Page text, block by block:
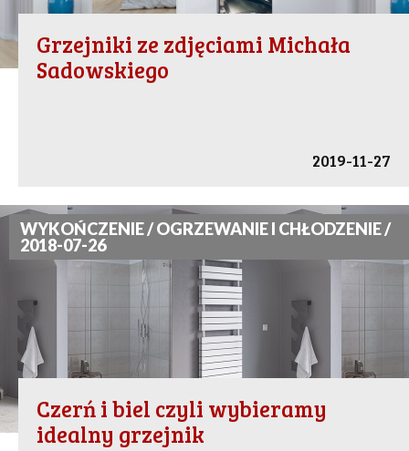
Grzejniki ze zdjęciami Michała
Sadowskiego
2019-11-27
WYKOŃCZENIE / OGRZEWANIE I CHŁODZENIE /
2018-07-26
Czerń i biel czyli wybieramy
idealny grzejnik